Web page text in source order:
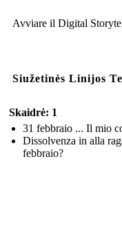
Avviare il Digital
Siužetinės Linijos
Skaidrė: 1
31 febbraio ... Il mio
Dissolvenza in alla
febbraio?